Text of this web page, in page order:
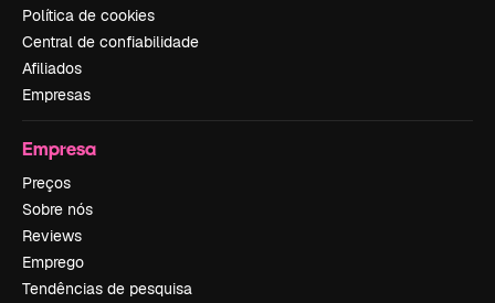
Política de cookies
Central de confiabilidade
Afiliados
Empresas
Empresa
Preços
Sobre nós
Reviews
Emprego
Tendências de pesquisa